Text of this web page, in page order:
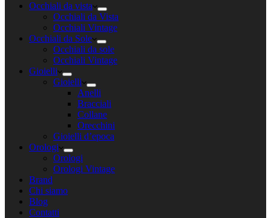
Occhiali da vista
Occhiali da Vista
Occhiali Vintage
Occhiali da Sole
Occhiali da sole
Occhiali Vintage
Gioielli
Gioielli
Anelli
Bracciali
Collane
Orecchini
Gioielli d’epoca
Orologi
Orologi
Orologi Vintage
Brand
Chi siamo
Blog
Contatti